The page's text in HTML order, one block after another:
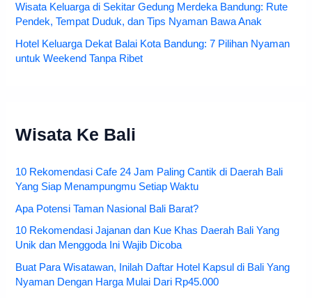
Wisata Keluarga di Sekitar Gedung Merdeka Bandung: Rute
Pendek, Tempat Duduk, dan Tips Nyaman Bawa Anak
Hotel Keluarga Dekat Balai Kota Bandung: 7 Pilihan Nyaman
untuk Weekend Tanpa Ribet
Wisata Ke Bali
10 Rekomendasi Cafe 24 Jam Paling Cantik di Daerah Bali
Yang Siap Menampungmu Setiap Waktu
Apa Potensi Taman Nasional Bali Barat?
10 Rekomendasi Jajanan dan Kue Khas Daerah Bali Yang
Unik dan Menggoda Ini Wajib Dicoba
Buat Para Wisatawan, Inilah Daftar Hotel Kapsul di Bali Yang
Nyaman Dengan Harga Mulai Dari Rp45.000